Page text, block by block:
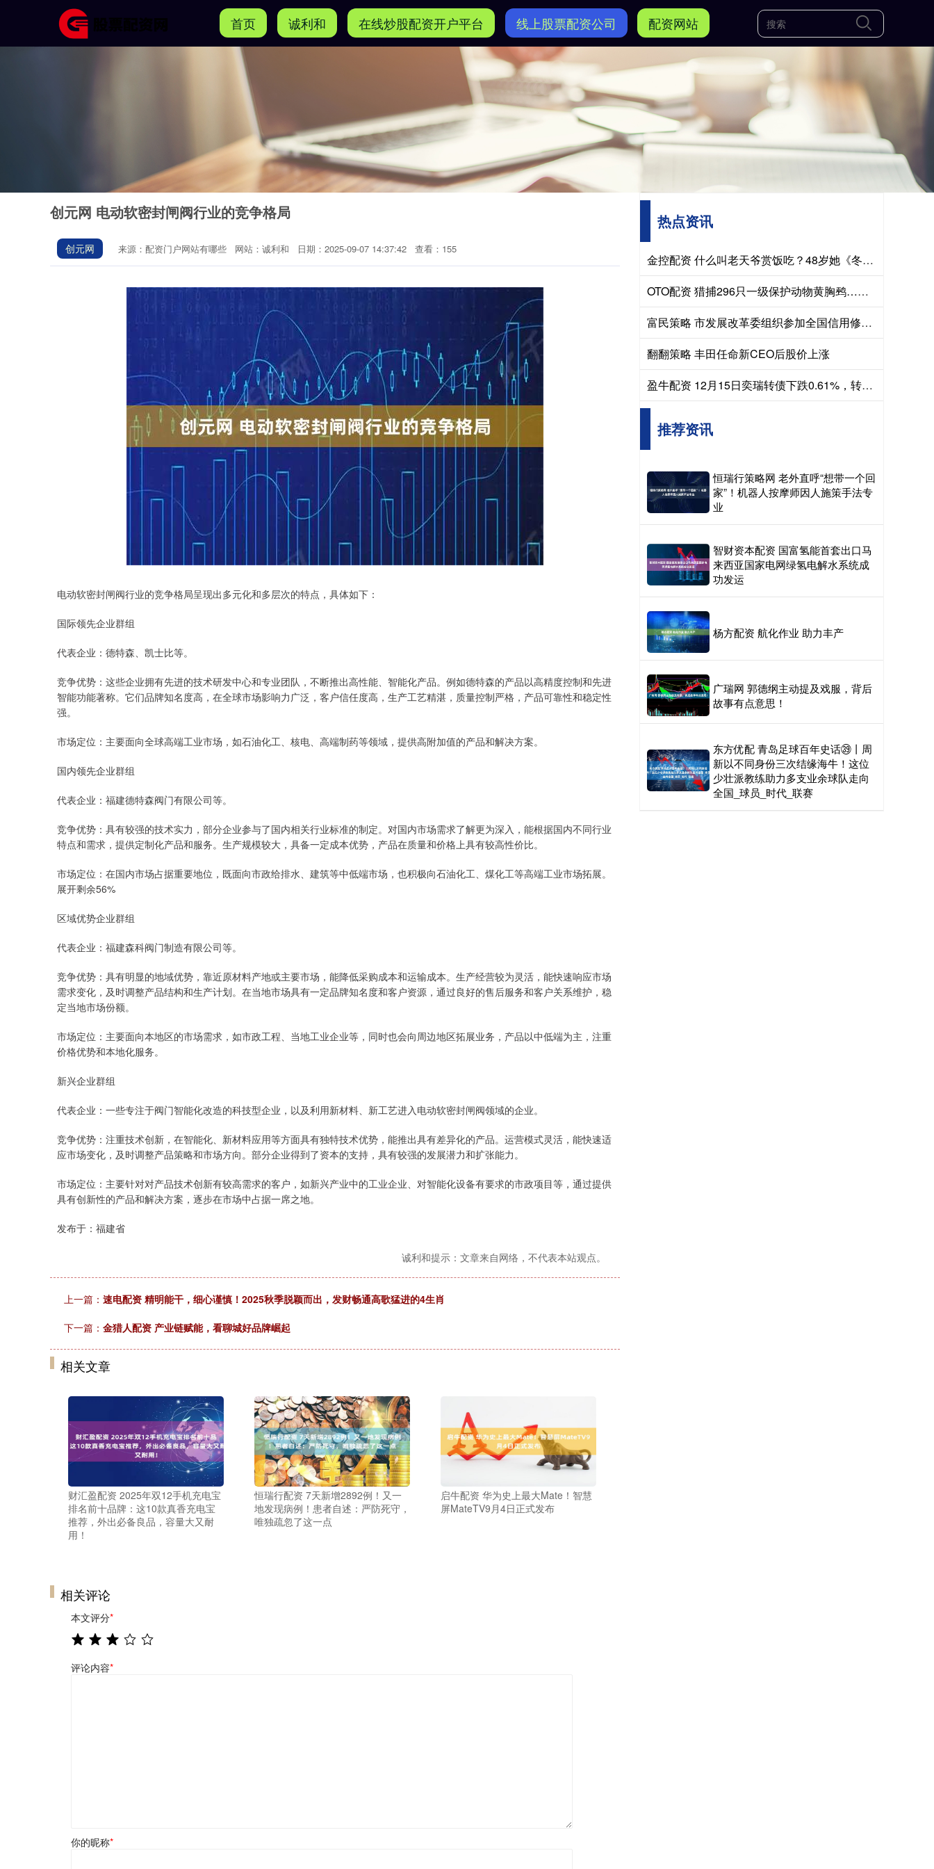
首页 诚利和 在线炒股配资开户平台 线上股票配资公司 配资网站
创元网 电动软密封闸阀行业的竞争格局
创元网 来源：配资门户网站有哪些 网站：诚利和 日期：2025-09-07 14:37:42 查看：155
电动软密封闸阀行业的竞争格局呈现出多元化和多层次的特点，具体如下：
国际领先企业群组
代表企业：德特森、凯士比等。
竞争优势：这些企业拥有先进的技术研发中心和专业团队，不断推出高性能、智能化产品。例如德特森的产品以高精度控制和先进
智能功能著称。它们品牌知名度高，在全球市场影响力广泛，客户信任度高，生产工艺精湛，质量控制严格，产品可靠性和稳定性
强。
市场定位：主要面向全球高端工业市场，如石油化工、核电、高端制药等领域，提供高附加值的产品和解决方案。
国内领先企业群组
代表企业：福建德特森阀门有限公司等。
竞争优势：具有较强的技术实力，部分企业参与了国内相关行业标准的制定。对国内市场需求了解更为深入，能根据国内不同行业
特点和需求，提供定制化产品和服务。生产规模较大，具备一定成本优势，产品在质量和价格上具有较高性价比。
市场定位：在国内市场占据重要地位，既面向市政给排水、建筑等中低端市场，也积极向石油化工、煤化工等高端工业市场拓展。
展开剩余56%
区域优势企业群组
代表企业：福建森科阀门制造有限公司等。
竞争优势：具有明显的地域优势，靠近原材料产地或主要市场，能降低采购成本和运输成本。生产经营较为灵活，能快速响应市场
需求变化，及时调整产品结构和生产计划。在当地市场具有一定品牌知名度和客户资源，通过良好的售后服务和客户关系维护，稳
定当地市场份额。
市场定位：主要面向本地区的市场需求，如市政工程、当地工业企业等，同时也会向周边地区拓展业务，产品以中低端为主，注重
价格优势和本地化服务。
新兴企业群组
代表企业：一些专注于阀门智能化改造的科技型企业，以及利用新材料、新工艺进入电动软密封闸阀领域的企业。
竞争优势：注重技术创新，在智能化、新材料应用等方面具有独特技术优势，能推出具有差异化的产品。运营模式灵活，能快速适
应市场变化，及时调整产品策略和市场方向。部分企业得到了资本的支持，具有较强的发展潜力和扩张能力。
市场定位：主要针对对产品技术创新有较高需求的客户，如新兴产业中的工业企业、对智能化设备有要求的市政项目等，通过提供
具有创新性的产品和解决方案，逐步在市场中占据一席之地。
发布于：福建省
诚利和提示：文章来自网络，不代表本站观点。
上一篇： 速电配资 精明能干，细心谨慎！2025秋季脱颖而出，发财畅通高歌猛进的4生肖
下一篇： 金猎人配资 产业链赋能，看聊城好品牌崛起
相关文章
财汇盈配资 2025年双12手机充电宝
排名前十品牌：这10款真香充电宝
推荐，外出必备良品，容量大又耐
用！
恒瑞行配资 7天新增2892例！又一
地发现病例！患者自述：严防死守，
唯独疏忽了这一点
启牛配资 华为史上最大Mate！智慧
屏MateTV9月4日正式发布
相关评论
本文评分*
评论内容*
你的昵称*
热点资讯
金控配资 什么叫老天爷赏饭吃？48岁她《冬去春来》一出场主角靠边站
OTO配资 猎捕296只一级保护动物黄胸鹀……最高检披露“严办”案例
富民策略 市发展改革委组织参加全国信用修复专题视频培训会
翻翻策略 丰田任命新CEO后股价上涨
盈牛配资 12月15日奕瑞转债下跌0.61%，转股溢价率50.42%
推荐资讯
恒瑞行策略网 老外直呼“想带一个回
家”！机器人按摩师因人施策手法专
业
智财资本配资 国富氢能首套出口马
来西亚国家电网绿氢电解水系统成
功发运
杨方配资 航化作业 助力丰产
广瑞网 郭德纲主动提及戏服，背后
故事有点意思！
东方优配 青岛足球百年史话㊴丨周
新以不同身份三次结缘海牛！这位
少壮派教练助力多支业余球队走向
全国_球员_时代_联赛